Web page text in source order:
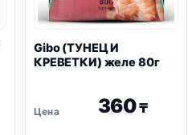
Gibo (ТУНЕЦ И
КРЕВЕТКИ) желе 80г
360₸